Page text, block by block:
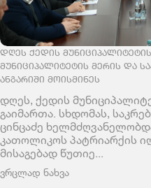
ᲓᲦᲔᲡ ᲥᲔᲓᲘᲡ
ᲛᲣᲜᲘᲪᲘᲞᲐᲚᲘᲢᲔᲢᲘᲡ ᲛᲔᲠᲘᲡ ᲓᲐ
ᲐᲜᲒᲐᲠᲘᲨᲘ ᲛᲝᲘᲡᲛᲘᲜᲔᲡ
დღეს, ქედის
გაიმართა. სხდომას,
ცინცაძე
კათოლიკოს პატრიარქის
მისაგებად წუთიე...
ვრცლად ნახვა